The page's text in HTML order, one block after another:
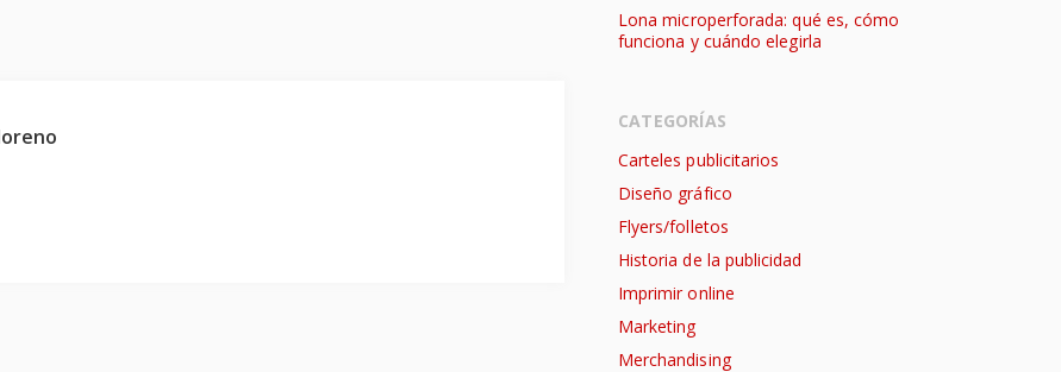
Lona microperforada: qué es, cómo
funciona y cuándo elegirla
CATEGORÍAS
Carteles publicitarios
Diseño gráfico
Flyers/folletos
Historia de la publicidad
Imprimir online
Marketing
Merchandising